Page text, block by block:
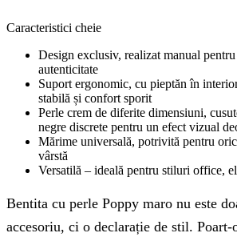
Caracteristici cheie
Design exclusiv, realizat manual
autenticitate
Suport ergonomic, cu pieptăn în
stabilă și confort sporit
Perle crem de diferite dimensiuni,
negre discrete pentru un efect vizual
Mărime universală, potrivită pentru
vârstă
Versatilă – ideală pentru stiluri office,
Bentita cu perle Poppy maro nu este
accesoriu, ci o declarație de stil.